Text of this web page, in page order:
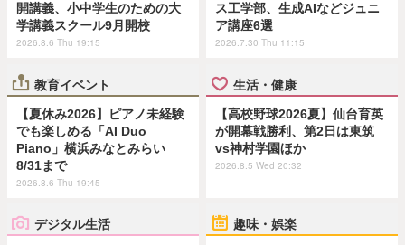
開講義、小中学生のための大
学講義スクール9月開校
2026.8.6 Thu 19:15
ス工学部、生成AIなどジュニ
ア講座6選
2026.7.30 Thu 11:15
教育イベント
【夏休み2026】ピアノ未経験
でも楽しめる「AI Duo
Piano」横浜みなとみらい
8/31まで
2026.8.6 Thu 19:45
生活・健康
【高校野球2026夏】仙台育英
が開幕戦勝利、第2日は東筑
vs神村学園ほか
2026.8.5 Wed 20:32
デジタル生活 趣味・娯楽